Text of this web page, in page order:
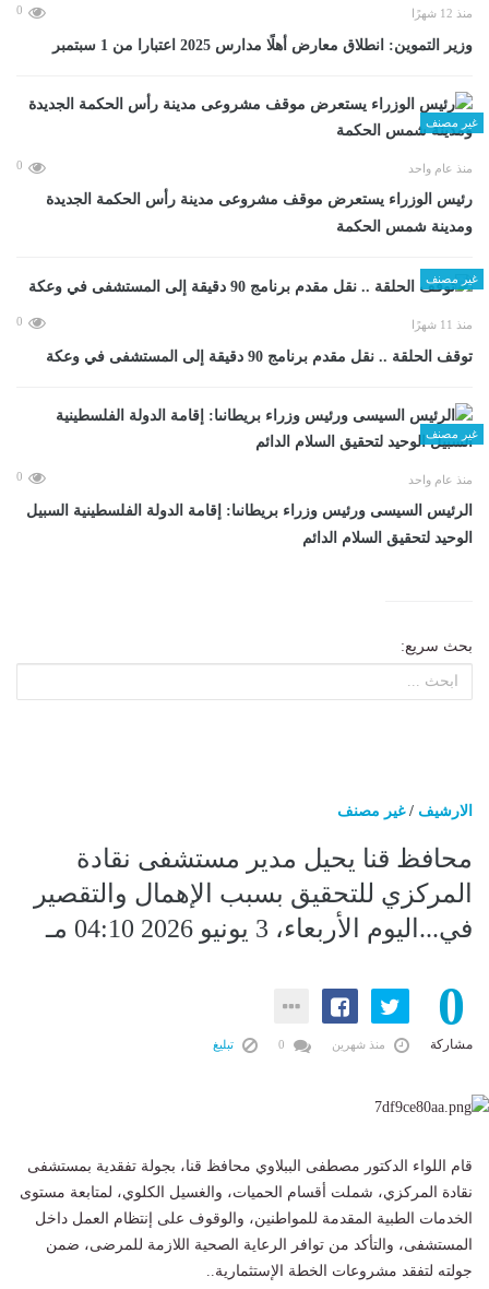
منذ 12 شهرًا 0
وزير التموين: انطلاق معارض أهلًا مدارس 2025 اعتبارا من 1 سبتمبر
غير مصنف
منذ عام واحد 0
رئيس الوزراء يستعرض موقف مشروعى مدينة رأس الحكمة الجديدة
ومدينة شمس الحكمة
غير مصنف
منذ 11 شهرًا 0
توقف الحلقة .. نقل مقدم برنامج 90 دقيقة إلى المستشفى في وعكة
غير مصنف
منذ عام واحد 0
الرئيس السيسى ورئيس وزراء بريطانىا: إقامة الدولة الفلسطينية السبيل
الوحيد لتحقيق السلام الدائم
بحث سريع:
الارشيف /غير مصنف
محافظ قنا يحيل مدير مستشفى نقادة
المركزي للتحقيق بسبب الإهمال والتقصير
في...اليوم الأربعاء، 3 يونيو 2026 04:10 مـ
0
مشاركة منذ شهرين تبليغ
قام اللواء الدكتور مصطفى الببلاوي محافظ قنا، بجولة تفقدية بمستشفى
نقادة المركزي، شملت أقسام الحميات، والغسيل الكلوي، لمتابعة مستوى
الخدمات الطبية المقدمة للمواطنين، والوقوف على إنتظام العمل داخل
المستشفى، والتأكد من توافر الرعاية الصحية اللازمة للمرضى، ضمن
جولته لتفقد مشروعات الخطة الإستثمارية..